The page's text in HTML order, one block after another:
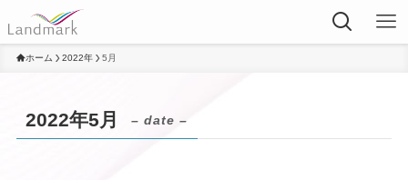
ホーム 2022年 5月
2022年5月 – date –